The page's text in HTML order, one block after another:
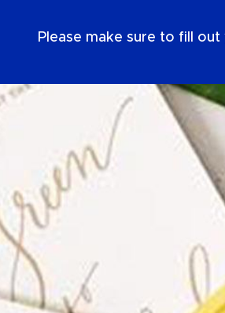
Please make sure to fill